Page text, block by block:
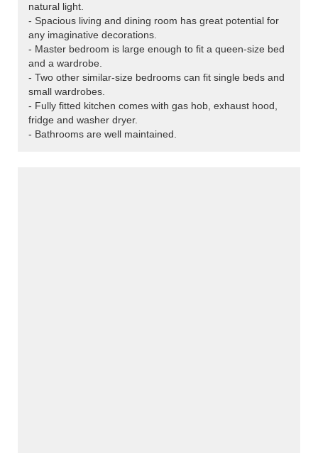
natural light.
- Spacious living and dining room has great potential for
any imaginative decorations.
- Master bedroom is large enough to fit a queen-size bed
and a wardrobe.
- Two other similar-size bedrooms can fit single beds and
small wardrobes.
- Fully fitted kitchen comes with gas hob, exhaust hood,
fridge and washer dryer.
- Bathrooms are well maintained.